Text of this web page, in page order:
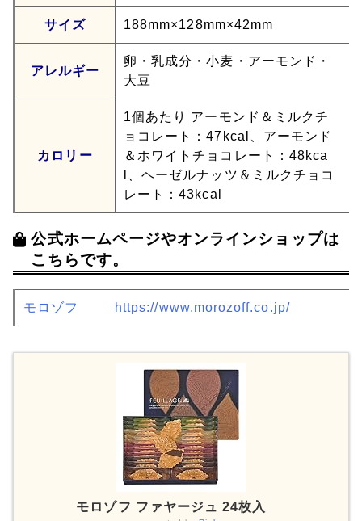
サイズ 188mm×128mm×42mm
アレルギー
卵・乳成分・小麦・アーモンド・
大豆
カロリー
1個あたり アーモンド＆ミルクチ
ョコレート：47kcal、アーモンド
＆ホワイトチョコレート：48kca
l、ヘーゼルナッツ＆ミルクチョコ
レート：43kcal
公式ホームページやオンラインショップは
こちらです。
モロゾフ https://www.morozoff.co.jp/
モロゾフ ファヤージュ 24枚入